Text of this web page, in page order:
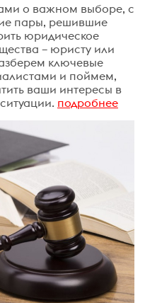
о важном выборе, с
пары, решившие
юридическое
– юристу или
ключевые
и поймем,
ваши интересы в
подробнее